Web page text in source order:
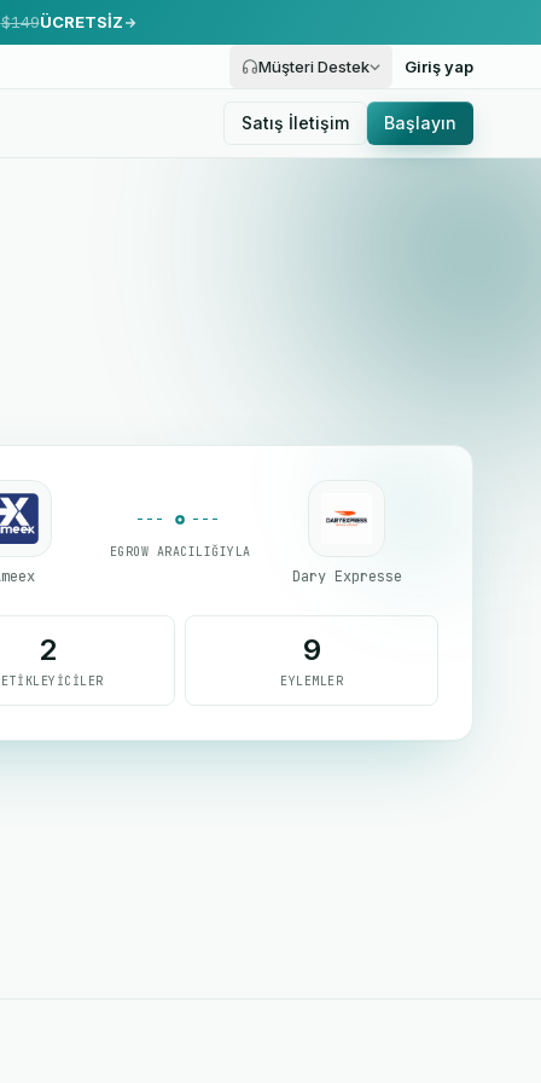
$149ÜCRETSİZ
Müşteri Destek Giriş yap
Satış İletişim Başlayın
EGROW ARACILIĞIYLA
Dary Expresse
2 9
EYLEMLER